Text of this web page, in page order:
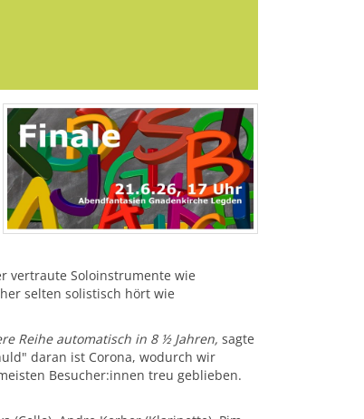
vertraute Soloinstrumente wie
selten solistisch hört wie
Reihe automatisch in 8 ½ Jahren, sagte
daran ist Corona, wodurch wir
Besucher:innen treu geblieben.